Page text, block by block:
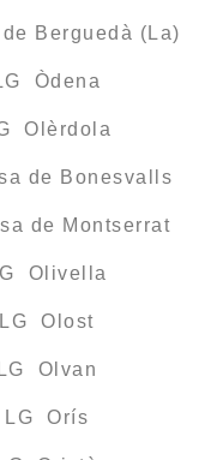
Berguedà (La)
Òdena
Olèrdola
de Bonesvalls
de Montserrat
Olivella
Olost
Olvan
Orís